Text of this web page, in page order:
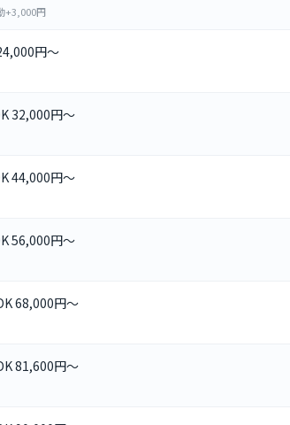
+3,000円
円～
32,000円～
44,000円～
56,000円～
68,000円～
81,600円～